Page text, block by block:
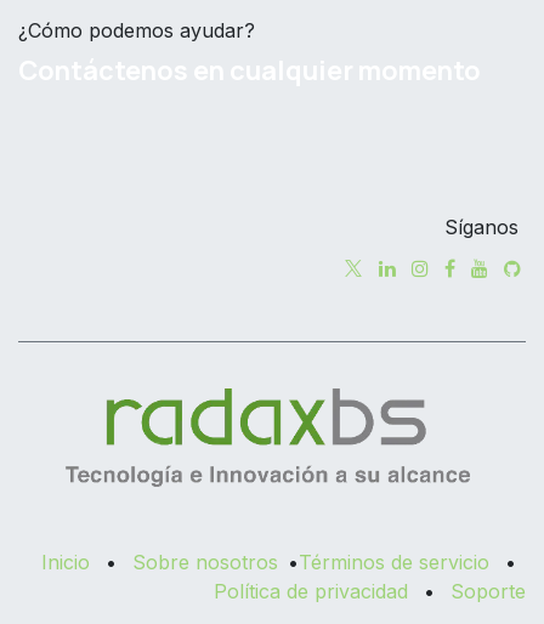
¿Cómo podemos ayudar?
Síganos
Inicio • Sobre nosotros •Términos de servicio
•
Política de privacidad
• Soporte